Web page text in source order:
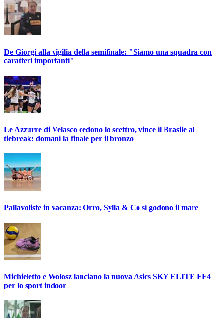
De Giorgi alla vigilia della semifinale: "Siamo una squadra con
caratteri importanti"
Le Azzurre di Velasco cedono lo scettro, vince il Brasile al
tiebreak: domani la finale per il bronzo
Pallavoliste in vacanza: Orro, Sylla & Co si godono il mare
Michieletto e Wołosz lanciano la nuova Asics SKY ELITE FF4
per lo sport indoor